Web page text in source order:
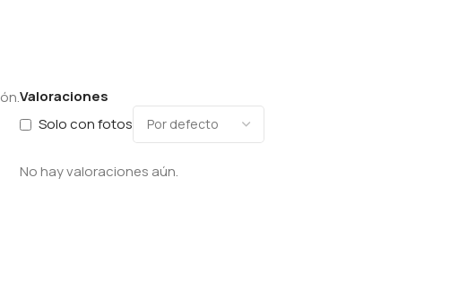
Valoraciones
Solo con fotos
No hay valoraciones aún.